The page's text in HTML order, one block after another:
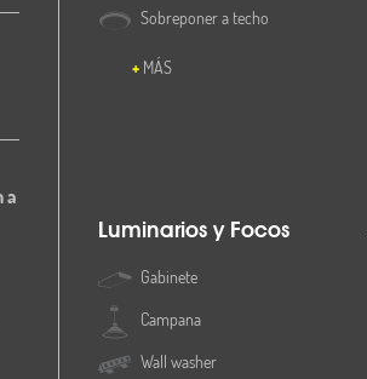
a
Sobreponer a techo
MÁS
Luminarios y Focos
Gabinete
Campana
Wall washer